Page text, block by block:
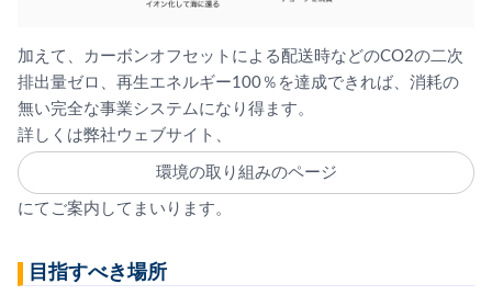
加えて、カーボンオフセットによる配送時などのCO2の二次
排出量ゼロ、再生エネルギー100％を達成できれば、消耗の
無い完全な事業システムになり得ます。
詳しくは弊社ウェブサイト、
環境の取り組みのページ
にてご案内してまいります。
目指すべき場所